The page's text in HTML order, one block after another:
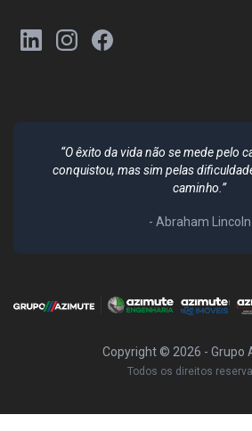
“O êxito da vida não se mede pelo
conquistou, mas sim pelas
caminho.”
- Abraham Lincoln
Copyright © 2026 - Grupo
Todos os direitos